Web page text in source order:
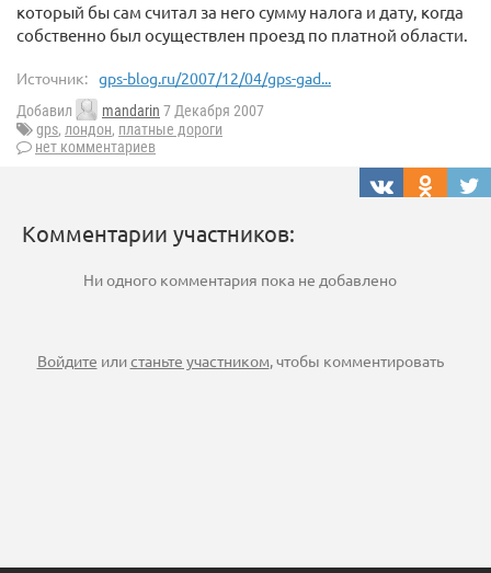
который бы сам считал за него сумму налога и дату, когда
собственно был осуществлен проезд по платной области.
Источник: gps-blog.ru/2007/12/04/gps-gad...
Добавил mandarin 7 Декабря 2007
gps, лондон, платные дороги
нет комментариев
Комментарии участников:
Ни одного комментария пока не добавлено
Войдите илистаньте участником, чтобы комментировать